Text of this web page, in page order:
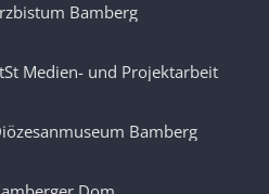
Bamberg
Medien- und Projektarbeit
Bamberg